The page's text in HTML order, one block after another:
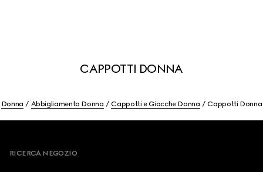
CAPPOTTI DONNA
Donna Abbigliamento Donna Cappotti e Giacche Donna Cappotti Donna
RICERCA NEGOZIO